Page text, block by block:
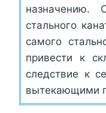
назначению.
стального
самого
привести к
следствие к
вытекающими